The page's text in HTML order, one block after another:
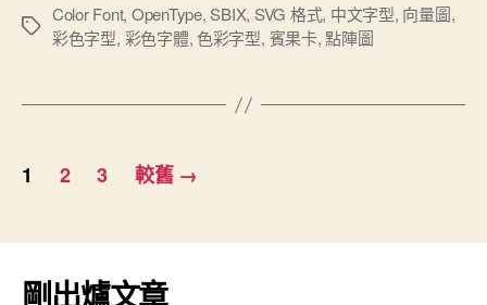
新
的
色
替
標
Color Font, OpenType,SBIX, SVG 格式, 中文字型, 向量圖,
彩色字型, 彩色字體, 色彩字型, 賓果卡,點陣圖
文
分
頁
1 2 3 較舊 →
剛出爐文章